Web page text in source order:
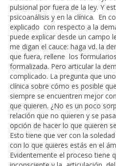
pulsional por fuera de la ley. Y
psicoanálisis y en la clínica. En
explicado con respecto a la
puede explicar desde un campo
me digan el cauce: haga vd. la
que fuera, rellene los
formalizada. Pero articular la
complicado. La pregunta que
clínica sobre cómo es posible
siempre se encuentren mejor
que quieren. ¿No es un poco
relación que no quieren y se
opción de hacer lo que quieren
Esto tiene que ver con la
con lo que quieres estás en el
Evidentemente el proceso tiene